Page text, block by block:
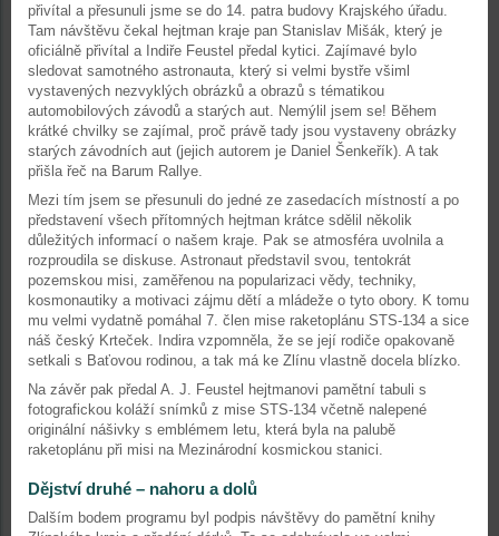
přivítal a přesunuli jsme se do 14. patra budovy Krajského úřadu.
Tam návštěvu čekal hejtman kraje pan Stanislav Mišák, který je
oficiálně přivítal a Indiře Feustel předal kytici. Zajímavé bylo
sledovat samotného astronauta, který si velmi bystře všiml
vystavených nezvyklých obrázků a obrazů s tématikou
automobilových závodů a starých aut. Nemýlil jsem se! Během
krátké chvilky se zajímal, proč právě tady jsou vystaveny obrázky
starých závodních aut (jejich autorem je Daniel Šenkeřík). A tak
přišla řeč na Barum Rallye.
Mezi tím jsem se přesunuli do jedné ze zasedacích místností a po
představení všech přítomných hejtman krátce sdělil několik
důležitých informací o našem kraje. Pak se atmosféra uvolnila a
rozproudila se diskuse. Astronaut představil svou, tentokrát
pozemskou misi, zaměřenou na popularizaci vědy, techniky,
kosmonautiky a motivaci zájmu dětí a mládeže o tyto obory. K tomu
mu velmi vydatně pomáhal 7. člen mise raketoplánu STS-134 a sice
náš český Krteček. Indira vzpomněla, že se její rodiče opakovaně
setkali s Baťovou rodinou, a tak má ke Zlínu vlastně docela blízko.
Na závěr pak předal A. J. Feustel hejtmanovi pamětní tabuli s
fotografickou koláží snímků z mise STS-134 včetně nalepené
originální nášivky s emblémem letu, která byla na palubě
raketoplánu při misi na Mezinárodní kosmickou stanici.
Dějství druhé – nahoru a dolů
Dalším bodem programu byl podpis návštěvy do pamětní knihy